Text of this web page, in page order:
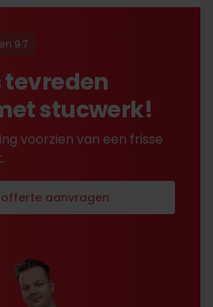
na
9.7
tevreden
stucwerk!
voorzien van een frisse
aanvragen